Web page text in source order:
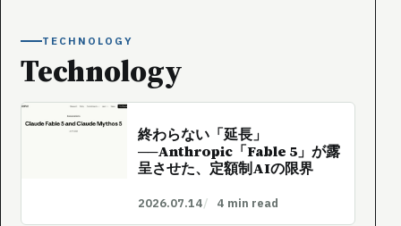
TECHNOLOGY
Technology
終わらない「延長」
──Anthropic「Fable 5」が露
呈させた、定額制AIの限界
2026.07.14 4 min read